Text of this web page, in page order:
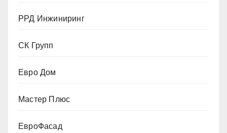
РРД Инжиниринг
СК Групп
Евро Дом
Мастер Плюс
ЕвроФасад